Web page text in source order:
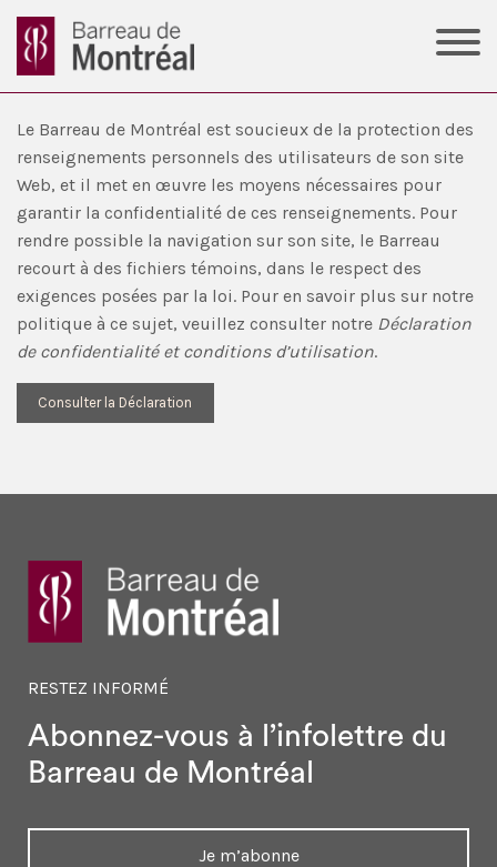
Le Barreau de Montréal est soucieux de la protection des
renseignements personnels des utilisateurs de son site
Web, et il met en œuvre les moyens nécessaires pour
garantir la confidentialité de ces renseignements. Pour
rendre possible la navigation sur son site, le Barreau
recourt à des fichiers témoins, dans le respect des
exigences posées par la loi. Pour en savoir plus sur notre
politique à ce sujet, veuillez consulter notre Déclaration
de confidentialité et conditions d’utilisation.
Consulter la Déclaration
RESTEZ INFORMÉ
Abonnez-vous à l’infolettre du
Barreau de Montréal
Je m’abonne